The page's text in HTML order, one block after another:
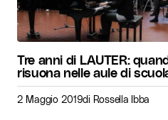
Tre anni di LAUTER:
risuona nelle aule di
2 Maggio 2019di Rossella Ibba